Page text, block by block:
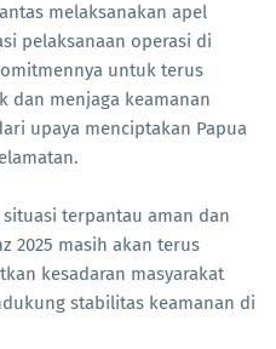
melaksanakan apel
pelaksanaan operasi di
untuk terus
dan menjaga keamanan
upaya menciptakan Papua
terpantau aman dan
2025 masih akan terus
kesadaran masyarakat
stabilitas keamanan di